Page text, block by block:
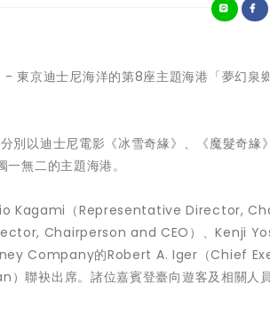
東京迪士尼海洋的第8座主題海港「夢幻泉
別以迪士尼電影《冰雪奇緣》、《魔髮奇緣
無二的主題海港。
Kagami（Representative Director,
Chairperson and CEO）、Kenji
Company的Robert A. Iger（Chief
袂出席。諸位嘉賓登臺向遊客及相關人員